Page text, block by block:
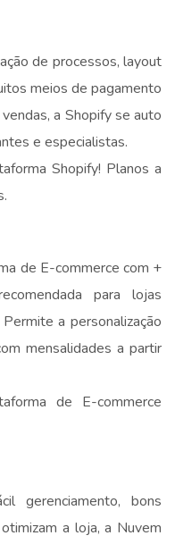
de processos, layout
meios de pagamento
a Shopify se auto
e especialistas.
Shopify! Planos a
de E-commerce com +
para lojas
a personalização
mensalidades a partir
de E-commerce
gerenciamento, bons
a loja, a Nuvem